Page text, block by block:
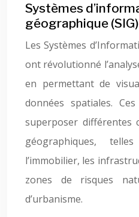
Systèmes
géographique
Les Systèmes
ont révolutionné
en permettant de
données spatiales.
superposer différentes
géographiques,
l’immobilier, les
zones de risques
d’urbanisme.